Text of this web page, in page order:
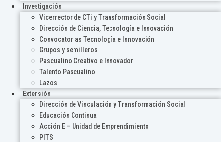
Investigación
Vicerrector de CTi y Transformación Social
Dirección de Ciencia, Tecnología e Innovación
Convocatorias Tecnología e Innovación
Grupos y semilleros
Pascualino Creativo e Innovador
Talento Pascualino
Lazos
Extensión
Dirección de Vinculación y Transformación Social
Educación Continua
Acción E – Unidad de Emprendimiento
PITS